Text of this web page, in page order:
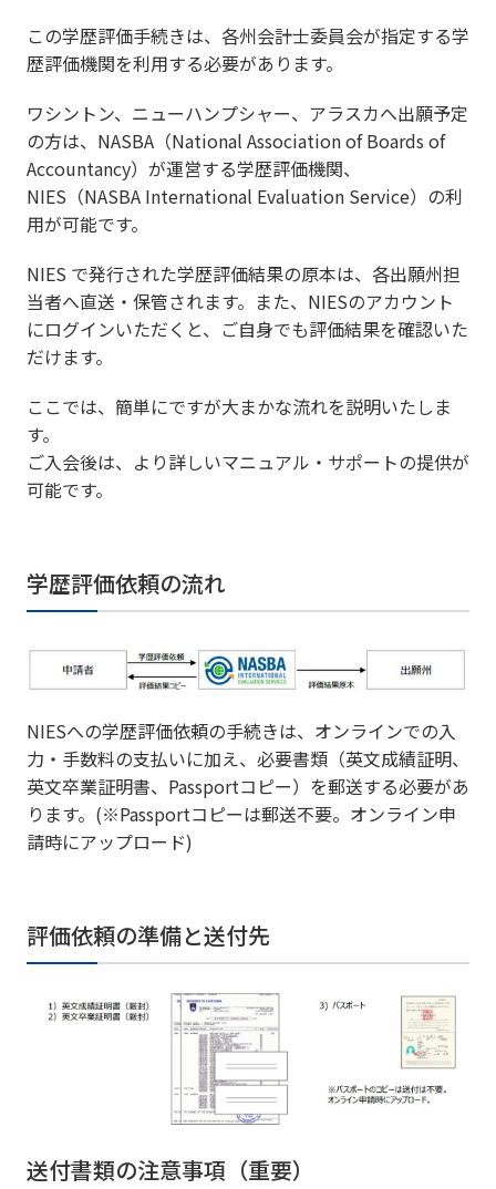
この学歴評価手続きは、各州会計士委員会が指定する学
歴評価機関を利用する必要があります。
ワシントン、ニューハンプシャー、アラスカへ出願予定
の方は、NASBA（National Association of Boards of
Accountancy）が運営する学歴評価機関、
NIES（NASBA International Evaluation Service）の利
用が可能です。
NIES で発行された学歴評価結果の原本は、各出願州担
当者へ直送・保管されます。また、NIESのアカウント
にログインいただくと、ご自身でも評価結果を確認いた
だけます。
ここでは、簡単にですが大まかな流れを説明いたしま
す。
ご入会後は、より詳しいマニュアル・サポートの提供が
可能です。
学歴評価依頼の流れ
NIESへの学歴評価依頼の手続きは、オンラインでの入
力・手数料の支払いに加え、必要書類（英文成績証明、
英文卒業証明書、Passportコピー）を郵送する必要があ
ります。(※Passportコピーは郵送不要。オンライン申
請時にアップロード)
評価依頼の準備と送付先
送付書類の注意事項（重要）